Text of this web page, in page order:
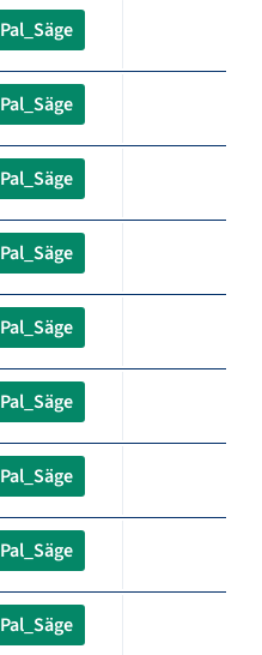
Pal_Säge
Pal_Säge
Pal_Säge
Pal_Säge
Pal_Säge
Pal_Säge
Pal_Säge
Pal_Säge
Pal_Säge